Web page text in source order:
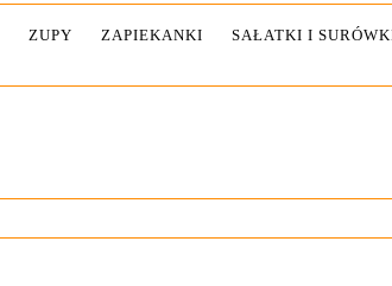
ZUPY ZAPIEKANKI SAŁATKI I